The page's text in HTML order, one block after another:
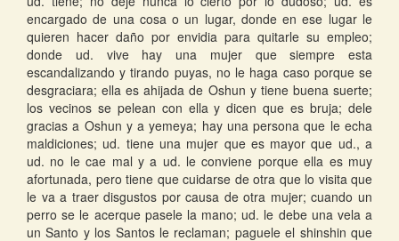
encargado de una cosa o un lugar, donde en ese lugar le
quieren hacer daño por envidia para quitarle su empleo;
donde ud. vive hay una mujer que siempre esta
escandalizando y tirando puyas, no le haga caso porque se
desgraciara; ella es ahijada de Oshun y tiene buena suerte;
los vecinos se pelean con ella y dicen que es bruja; dele
gracias a Oshun y a yemeya; hay una persona que le echa
maldiciones; ud. tiene una mujer que es mayor que ud., a
ud. no le cae mal y a ud. le conviene porque ella es muy
afortunada, pero tiene que cuidarse de otra que lo visita que
le va a traer disgustos por causa de otra mujer; cuando un
perro se le acerque pasele la mano; ud. le debe una vela a
un Santo y los Santos le reclaman; paguele el shinshin que